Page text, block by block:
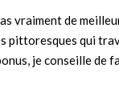
vraiment de
pittoresques qui
je conseille de